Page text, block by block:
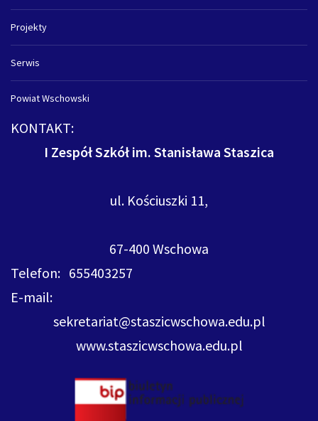
Projekty
Serwis
Powiat Wschowski
KONTAKT:
I Zespół Szkół im. Stanisława Staszica
ul. Kościuszki 11,
67-400 Wschowa
Telefon: 655403257
E-mail:
sekretariat@staszicwschowa.edu.pl
www.staszicwschowa.edu.pl